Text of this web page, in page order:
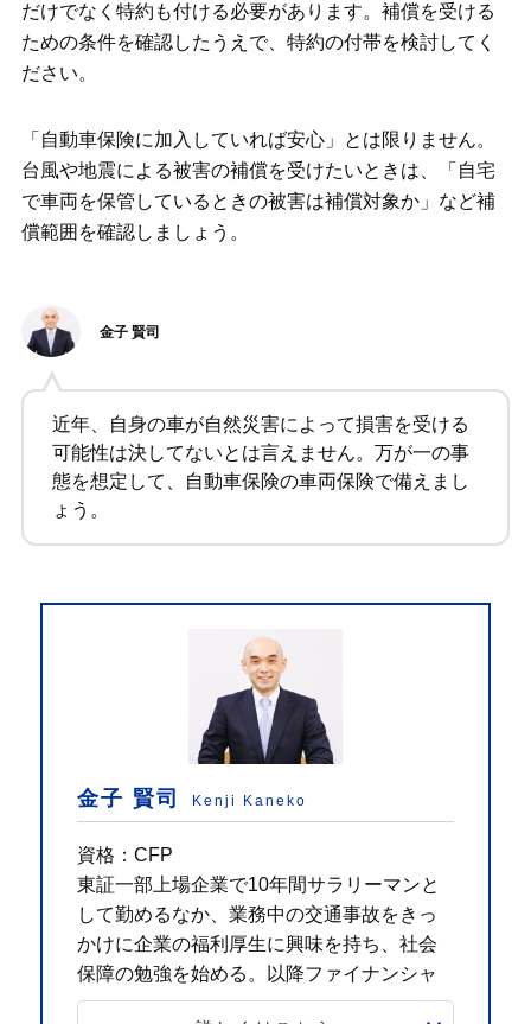
だけでなく特約も付ける必要があります。補償を受ける
ための条件を確認したうえで、特約の付帯を検討してく
ださい。
「自動車保険に加入していれば安心」とは限りません。
台風や地震による被害の補償を受けたいときは、「自宅
で車両を保管しているときの被害は補償対象か」など補
償範囲を確認しましょう。
金子 賢司
近年、自身の車が自然災害によって損害を受ける
可能性は決してないとは言えません。万が一の事
態を想定して、自動車保険の車両保険で備えまし
ょう。
金子 賢司 Kenji Kaneko
資格：CFP
東証一部上場企業で10年間サラリーマンと
して勤めるなか、業務中の交通事故をきっ
かけに企業の福利厚生に興味を持ち、社会
保障の勉強を始める。以降ファイナンシャ
ルプランナーとして活動し、個人・法人の